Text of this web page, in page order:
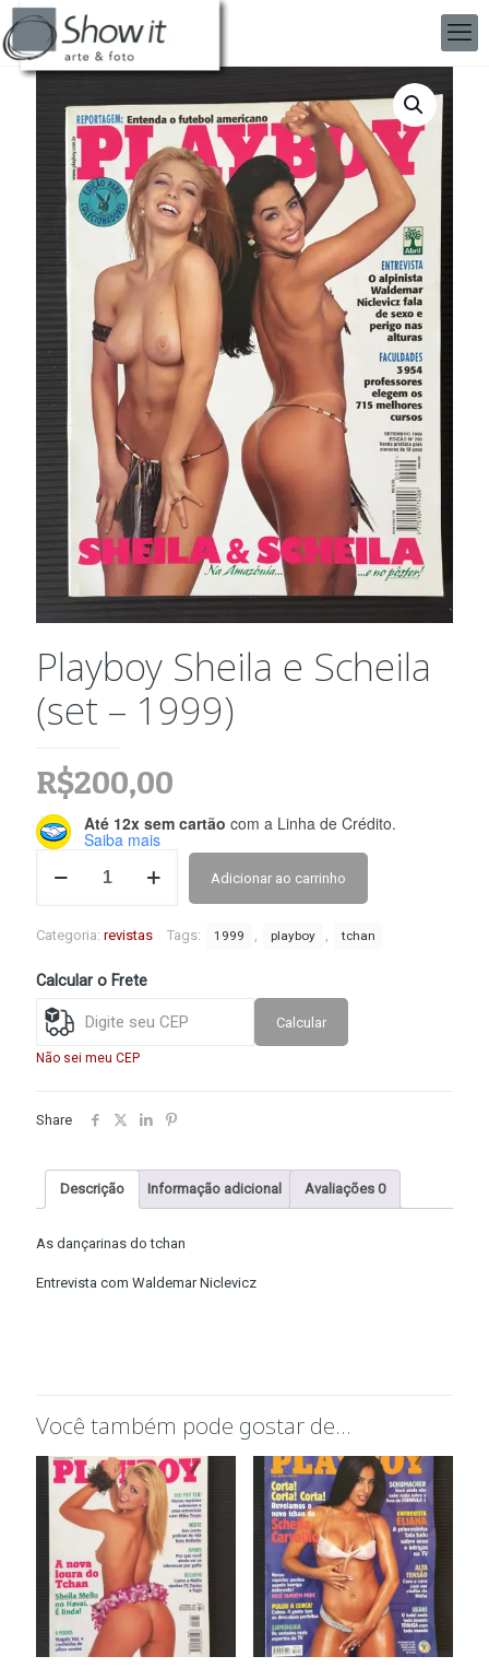
Playboy Sheila e Scheila
(set – 1999)
R$200,00
Até 12x sem cartão com a Linha de Crédito.
Saiba mais
Sheila
Scheila
-
quantidade
Adicionar ao carrinho
Categoria: revistas Tags: 1999 , playboy , tchan
Calcular o Frete
Calcular
Não sei meu CEP
Share
Descrição Informação adicional Avaliações 0
As dançarinas do tchan
Entrevista com Waldemar Niclevicz
Você também pode gostar de…